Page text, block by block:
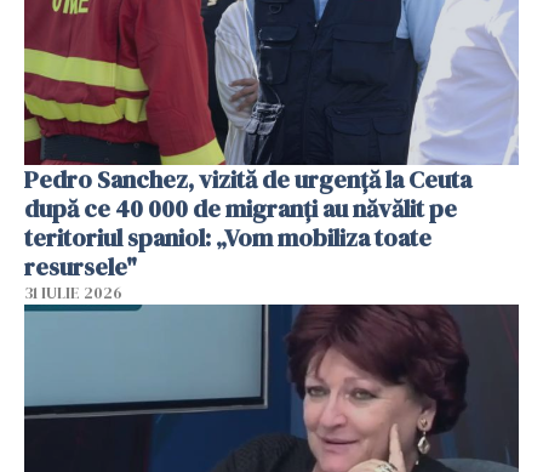
Pedro Sanchez, vizită de urgență la Ceuta
după ce 40 000 de migranți au năvălit pe
teritoriul spaniol: „Vom mobiliza toate
resursele"
31 IULIE 2026